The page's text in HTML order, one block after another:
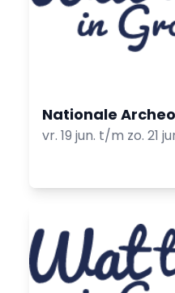
Nationale
vr. 19 jun. t/m zo. 21